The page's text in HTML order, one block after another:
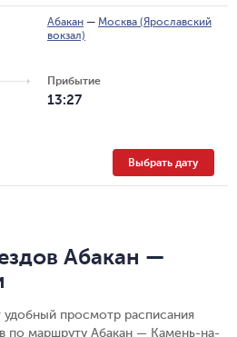
Абакан — Москва (Ярославский
вокзал)
Прибытие
13:27
Выбрать дату
Абакан —
удобный просмотр расписания
по маршруту Абакан — Камень-на-